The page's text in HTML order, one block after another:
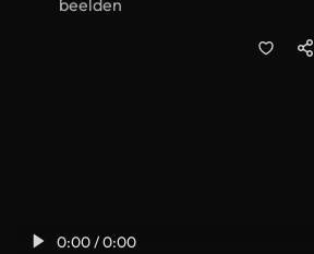
beelden
0:00 / 0:00